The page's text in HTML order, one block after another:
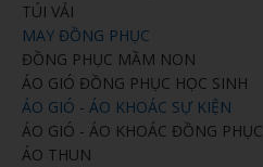
TÚI VẢI
MAY ĐỒNG PHỤC
ĐỒNG PHỤC MẦM NON
ÁO GIÓ ĐỒNG PHỤC HỌC SINH
ÁO GIÓ - ÁO KHOÁC SỰ KIỆN
ÁO GIÓ - ÁO KHOÁC ĐỒNG PHỤC
ÁO THUN